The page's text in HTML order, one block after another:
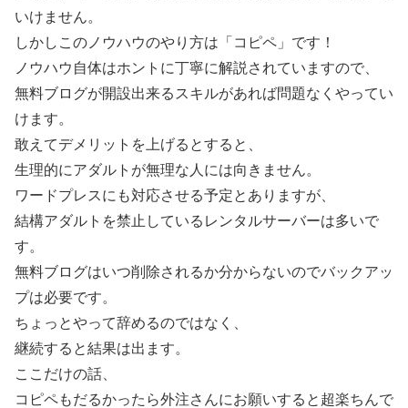
いけません。
しかしこのノウハウのやり方は「コピペ」です！
ノウハウ自体はホントに丁寧に解説されていますので、
無料ブログが開設出来るスキルがあれば問題なくやってい
けます。
敢えてデメリットを上げるとすると、
生理的にアダルトが無理な人には向きません。
ワードプレスにも対応させる予定とありますが、
結構アダルトを禁止しているレンタルサーバーは多いで
す。
無料ブログはいつ削除されるか分からないのでバックアッ
プは必要です。
ちょっとやって辞めるのではなく、
継続すると結果は出ます。
ここだけの話、
コピペもだるかったら外注さんにお願いすると超楽ちんで